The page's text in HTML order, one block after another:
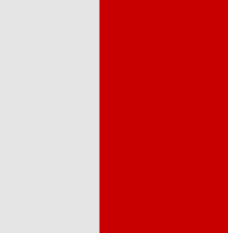
Analyse von